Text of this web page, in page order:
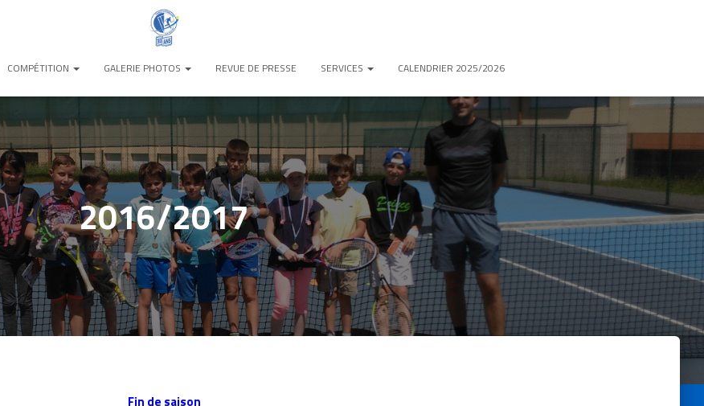
COMPÉTITION GALERIE PHOTOS REVUE DE PRESSE SERVICES CALENDRIER 2025/2026
2016/2017
Fin de saison